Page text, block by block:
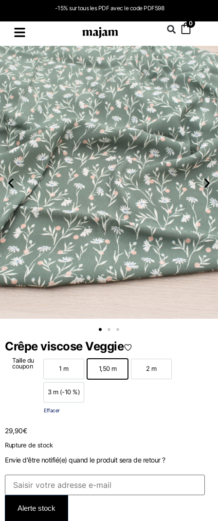
-15% sur tous les PDF avec le code PDF598
0
Crêpe viscose Veggie
Taille du
coupon
1 m 1,50 m 2 m
3 m (-10 %)
3 m (-10 %)
Effacer
29,90€
Rupture de stock
Envie d'être notifié(e) quand le produit sera de retour ?
Alerte stock